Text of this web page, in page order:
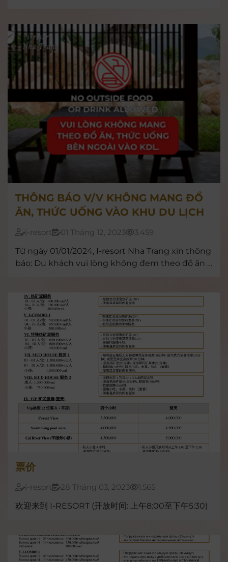
THÔNG BÁO V/V KHÔNG MANG ĐỒ
ĂN, THỨC UỐNG VÀO KHU DU LỊCH
i-resort 01 Tháng 12, 2023
3.459
Từ ngày 01/01/2024, I-resort Nha Trang xin thông
báo: Du khách vui lòng không đem theo đồ ăn –
票价
i-resort 28 Tháng 03, 2023
1.565
欢迎来到 I-RESORT (开放时间: 上午8:00至下午5:30)